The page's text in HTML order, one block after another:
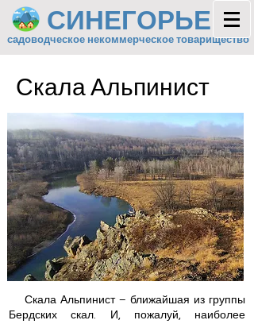
СИНЕГОРЬЕ
садоводческое некоммерческое товарищество
Скала Альпинист
Скала Альпинист – ближайшая из группы
Бердских скал. И, пожалуй, наиболее